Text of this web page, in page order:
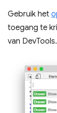
Gebruik het
toegang te
van DevTools.